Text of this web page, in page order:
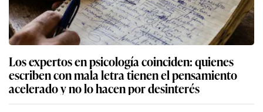
Los expertos en psicología coinciden: quienes
escriben con mala letra tienen el pensamiento
acelerado y no lo hacen por desinterés